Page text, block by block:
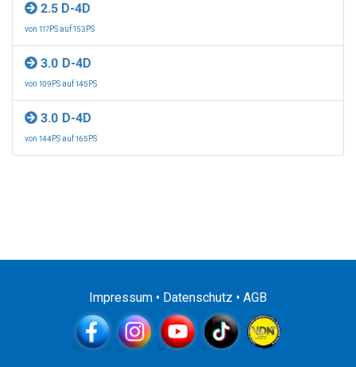
2.5 D-4D
von 117PS auf 153PS
3.0 D-4D
von 109PS auf 145PS
3.0 D-4D
von 144PS auf 165PS
Impressum • Datenschutz • AGB